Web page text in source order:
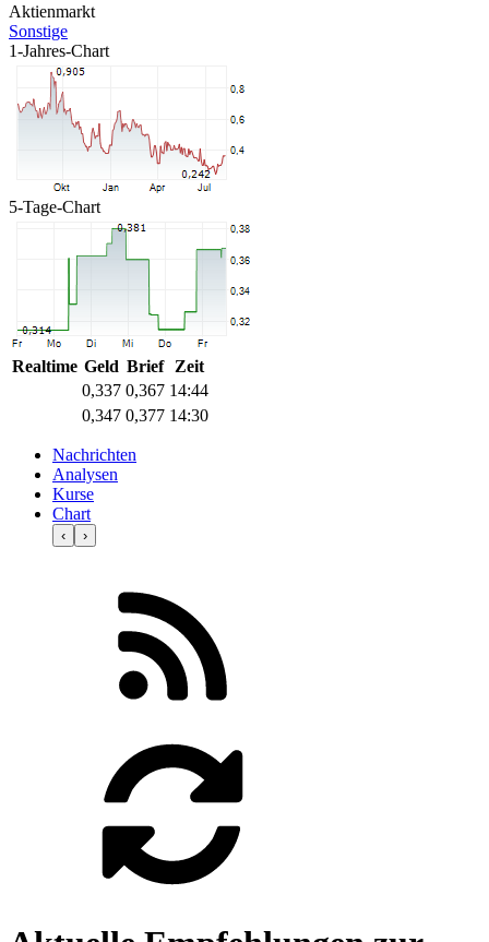
Aktienmarkt
Sonstige
1-Jahres-Chart
5-Tage-Chart
Realtime Geld Brief
Zeit
0,337 0,367 14:44
0,347 0,377 14:30
Nachrichten
Analysen
Kurse
Chart
‹ ›